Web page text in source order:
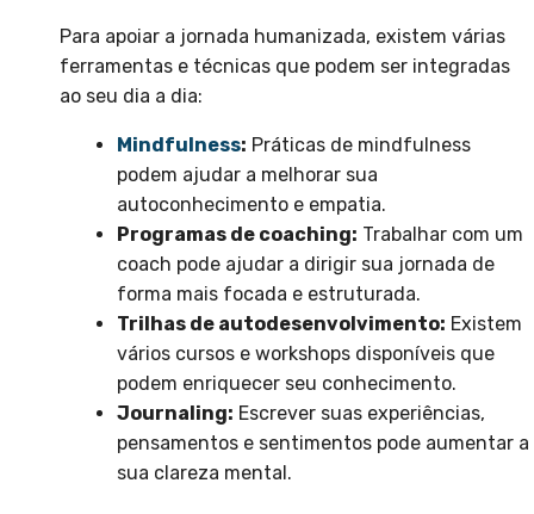
Para apoiar a jornada humanizada, existem várias
ferramentas e técnicas que podem ser integradas
ao seu dia a dia:
Mindfulness: Práticas de mindfulness
podem ajudar a melhorar sua
autoconhecimento e empatia.
Programas de coaching: Trabalhar com um
coach pode ajudar a dirigir sua jornada de
forma mais focada e estruturada.
Trilhas de autodesenvolvimento: Existem
vários cursos e workshops disponíveis que
podem enriquecer seu conhecimento.
Journaling: Escrever suas experiências,
pensamentos e sentimentos pode aumentar a
sua clareza mental.